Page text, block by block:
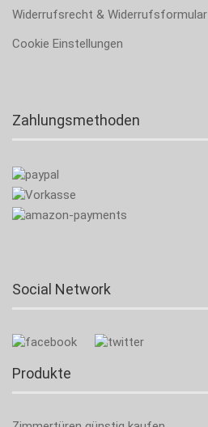
Widerrufsrecht & Widerrufsformular
Cookie Einstellungen
Zahlungsmethoden
Social Network
Produkte